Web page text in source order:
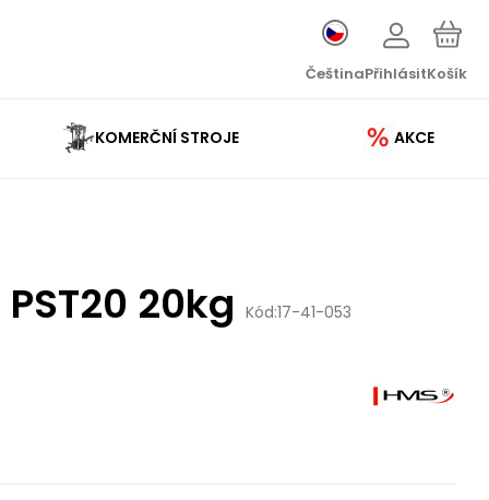
ČeštinaPřihlásitKošík
KOMERČNÍ STROJE AKCE
20kg Kód:17-41-053